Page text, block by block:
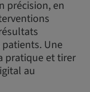
précision, en
Une
pratique et tirer
au